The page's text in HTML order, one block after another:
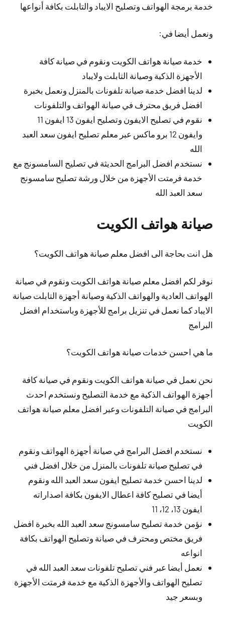
خدمة برمجة الهواتف وتصليح الايباد والتابلت بكافة أنواعها
ونعمل أيضا في:
خدمة صيانة هواتف الكويت ونقوم في صيانة كافة
الأجهزة الذكية وصيانة التابلت ولايباد
لدينا افضل خدمة صيانة تلفونات بالمنزل ونعمل بخبرة
افضل فريق محترف في صيانة الهواتف والتلفونات
نقوم في تصليح الايفون وتصليح ايفون 13 ايفون 11
وايفون 12 برو ماكس عبر معلم تصليح ايفون سعد العبد
الله
نستخدم افضل البرامج الحديثة في تصليح السامسونج مع
خدمة فرمتت الأجهزة من خلال ورشة تصليح سامسونج
سعد العبد الله
صيانة هواتف الكويت
هل انت بحاجة الى افضل معلم صيانة هواتف الكويت؟
نوفر لكم افضل معلم صيانة هواتف الكويت ونقوم في صيانة
الهواتف العادية والهواتف الذكية وصيانة أجهزة التابلت صيانة
الايباد كما نعمل في تنزيل برامج للأجهزة وباستخدام افضل
البرامج
ما هي احسن خدمات صيانة هواتف الكويت؟
نحن نعمل في صيانة هواتف الكويت ونقوم في صيانة كافة
أجهزة الهواتف الذكية مع خدمة التصليح ونستخدم احدث
البرامج في صيانة التلفونات وعبر افضل معلم صيانة هواتف
الكويت
نستخدم افضل البرامج في صيانة أجهزة الهواتف ونقوم
في تصليح صيانة تلفونات بالمنزل من خلال افضل فني
لدينا احسن خدمة تصليح ايفون سعد العبد الله ونقوم
أيضا في تصليح كافة اعطال الايفون بكافة اصداراته
ايفون 13، 12، 11
نؤمن خدمة تصليح سامسونج سعد العبد الله بخبرة افضل
فريق مختص ومحترف في صيانة وتصليح الهواتف بكافة
انواعه
نعمل أيضا عبر فني تصليح تلفونات سعد العبد الله في
تصليح الهواتف والأجهزة الذكية مع خدمة فرمتت الأجهزة
وبسعر جيد